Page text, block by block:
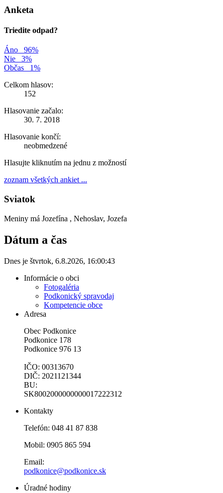
Anketa
Triedite odpad?
Áno
96%
Nie
3%
Občas
1%
Celkom hlasov:
152
Hlasovanie začalo:
30. 7. 2018
Hlasovanie končí:
neobmedzené
Hlasujte kliknutím na jednu z možností
zoznam všetkých ankiet ...
Sviatok
Meniny má Jozefína , Nehoslav, Jozefa
Dátum a čas
Dnes je štvrtok, 6.8.2026, 16:00:43
Informácie o obci
Fotogaléria
Podkonický spravodaj
Kompetencie obce
Adresa
Obec Podkonice
Podkonice 178
Podkonice 976 13
IČO: 00313670
DIČ: 2021121344
BU:
SK8002000000000017222312
Kontakty
Telefón: 048 41 87 838
Mobil: 0905 865 594
Email:
podkonice@podkonice.sk
Úradné hodiny